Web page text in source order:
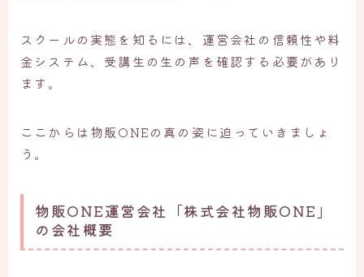
スクールの実態を知るには、運営会社の信頼性や料
金システム、受講生の生の声を確認する必要があり
ます。
ここからは物販ONEの真の姿に迫っていきましょ
う。
物販ONE運営会社「株式会社物販ONE」
の会社概要